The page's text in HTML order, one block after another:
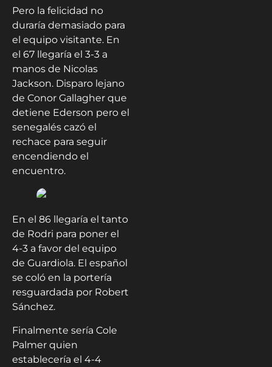
Pero la felicidad no
duraría demasiado para
el equipo visitante. En
el 67 llegaría el 3-3 a
manos de Nicolas
Jackson. Disparo lejano
de Conor Gallagher que
detiene Ederson pero el
senegalés cazó el
rechace para seguir
encendiendo el
encuentro.
En el 86 llegaría el tanto
de Rodri para poner el
4-3 a favor del equipo
de Guardiola. El español
se coló en la portería
resguardada por Robert
Sánchez.
Finalmente sería Cole
Palmer quien
establecería el 4-4